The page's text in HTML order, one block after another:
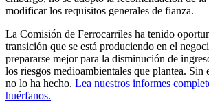
modificar los requisitos generales de fianza.
La Comisión de Ferrocarriles ha tenido
transición que se está produciendo en el
prepararse mejor para la disminución de
los riesgos medioambientales que plantea. Sin
no lo ha hecho. Lea nuestros informes
huérfanos.